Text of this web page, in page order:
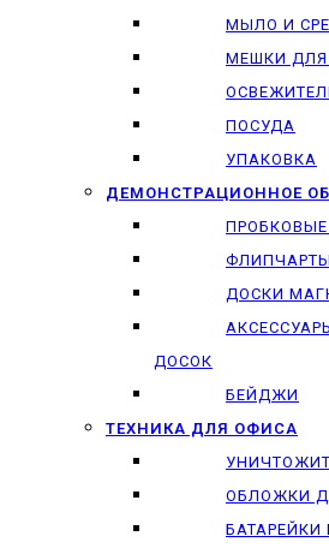
МЫЛО И
МЕШКИ ДЛЯ
ПОСУДА
УПАКОВКА
ДЕМОНСТРАЦИОННОЕ
ФЛИПЧАРТЫ
ДОСКИ
ДОСОК
БЕЙДЖИ
ТЕХНИКА ДЛЯ ОФИСА
ОБЛОЖКИ